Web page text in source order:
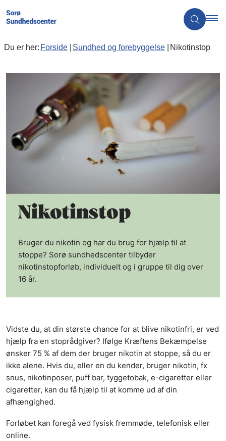
Du er her: Forside Sundhed og forebyggelse Nikotinstop
Nikotinstop
Bruger du nikotin og har du brug for hjælp til at
stoppe? Sorø sundhedscenter tilbyder
nikotinstopforløb, individuelt og i gruppe til dig over
16 år.
Vidste du, at din største chance for at blive nikotinfri, er ved
hjælp fra en stoprådgiver? Ifølge Kræftens Bekæmpelse
ønsker 75 % af dem der bruger nikotin at stoppe, så du er
ikke alene. Hvis du, eller en du kender, bruger nikotin, fx
snus, nikotinposer, puff bar, tyggetobak, e-cigaretter eller
cigaretter, kan du få hjælp til at komme ud af din
afhængighed.
Forløbet kan foregå ved fysisk fremmøde, telefonisk eller
online.